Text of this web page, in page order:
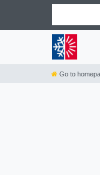
Go to